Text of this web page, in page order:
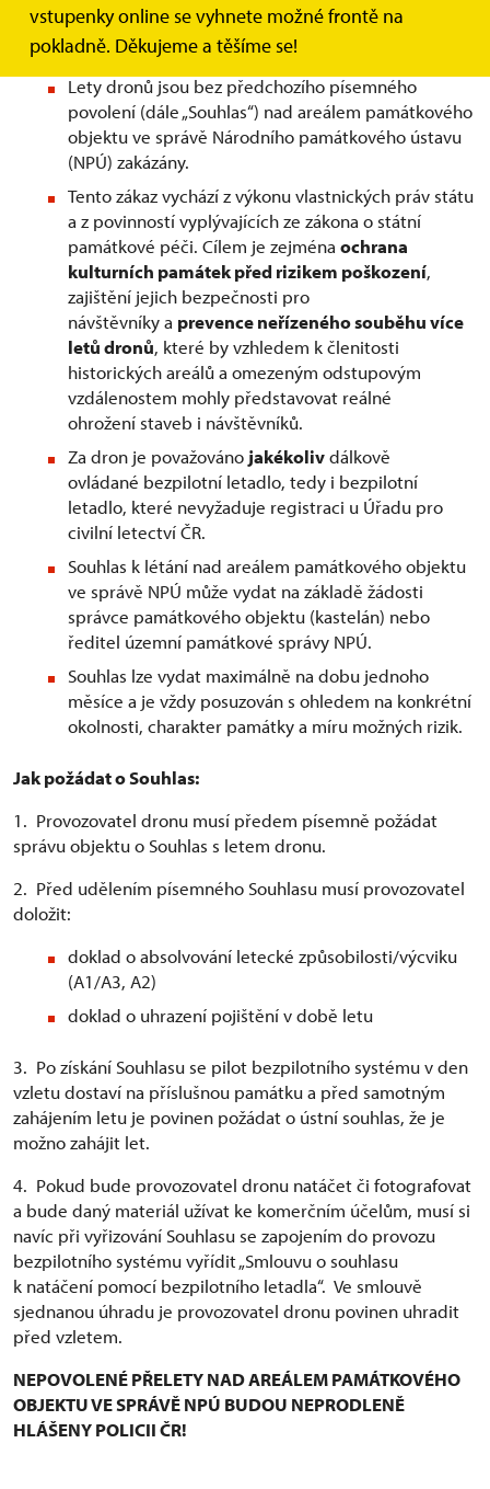
vstupenky online se vyhnete možné frontě na
pokladně. Děkujeme a těšíme se!
Obecně:
Lety dronů jsou bez předchozího písemného
povolení (dále „Souhlas“) nad areálem památkového
objektu ve správě Národního památkového ústavu
(NPÚ) zakázány.
Tento zákaz vychází z výkonu vlastnických práv státu
a z povinností vyplývajících ze zákona o státní
památkové péči. Cílem je zejména ochrana
kulturních památek před rizikem poškození,
zajištění jejich bezpečnosti pro
návštěvníky a prevence neřízeného souběhu více
letů dronů, které by vzhledem k členitosti
historických areálů a omezeným odstupovým
vzdálenostem mohly představovat reálné
ohrožení staveb i návštěvníků.
Za dron je považováno jakékolivdálkově
ovládané bezpilotní letadlo, tedy i bezpilotní
letadlo, které nevyžaduje registraci u Úřadu pro
civilní letectví ČR.
Souhlas k létání nad areálem památkového objektu
ve správě NPÚ může vydat na základě žádosti
správce památkového objektu (kastelán) nebo
ředitel územní památkové správy NPÚ.
Souhlas lze vydat maximálně na dobu jednoho
měsíce a je vždy posuzován s ohledem na konkrétní
okolnosti, charakter památky a míru možných rizik.
Jak požádat o Souhlas:
1. Provozovatel dronu musí předem písemně požádat
správu objektu o Souhlas s letem dronu.
2. Před udělením písemného Souhlasu musí provozovatel
doložit:
doklad o absolvování letecké způsobilosti/výcviku
(A1/A3, A2)
doklad o uhrazení pojištění v době letu
3. Po získání Souhlasu se pilot bezpilotního systému v den
vzletu dostaví na příslušnou památku a před samotným
zahájením letu je povinen požádat o ústní souhlas, že je
možno zahájit let.
4. Pokud bude provozovatel dronu natáčet či fotografovat
a bude daný materiál užívat ke komerčním účelům, musí si
navíc při vyřizování Souhlasu se zapojením do provozu
bezpilotního systému vyřídit „Smlouvu o souhlasu
k natáčení pomocí bezpilotního letadla“. Ve smlouvě
sjednanou úhradu je provozovatel dronu povinen uhradit
před vzletem.
NEPOVOLENÉ PŘELETY NAD AREÁLEM PAMÁTKOVÉHO
OBJEKTU VE SPRÁVĚ NPÚ BUDOU NEPRODLENĚ
HLÁŠENY POLICII ČR!